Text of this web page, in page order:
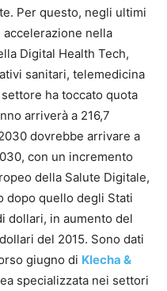
Per questo, negli ultimi
accelerazione nella
Digital Health Tech,
sanitari, telemedicina
ha toccato quota
arriverà a 216,7
dovrebbe arrivare a
con un incremento
della Salute Digitale,
dopo quello degli Stati
dollari, in aumento del
del 2015. Sono dati
giugno di Klecha &
specializzata nei settori